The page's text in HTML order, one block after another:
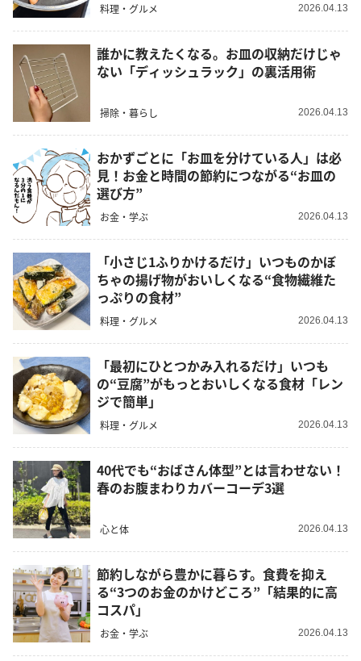
料理・グルメ 2026.04.13
誰かに教えたくなる。お皿の収納だけじゃ
ない「ディッシュラック」の裏活用術
掃除・暮らし 2026.04.13
おかずごとに「お皿を分けている人」は必
見！お金と時間の節約につながる“お皿の
選び方”
お金・学ぶ 2026.04.13
「小さじ1ふりかけるだけ」いつものかぼ
ちゃの揚げ物がおいしくなる“食物繊維た
っぷりの食材”
料理・グルメ 2026.04.13
「最初にひとつかみ入れるだけ」いつも
の“豆腐”がもっとおいしくなる食材「レン
ジで簡単」
料理・グルメ 2026.04.13
40代でも“おばさん体型”とは言わせない！
春のお腹まわりカバーコーデ3選
心と体 2026.04.13
節約しながら豊かに暮らす。食費を抑え
る“3つのお金のかけどころ”「結果的に高
コスパ」
お金・学ぶ 2026.04.13